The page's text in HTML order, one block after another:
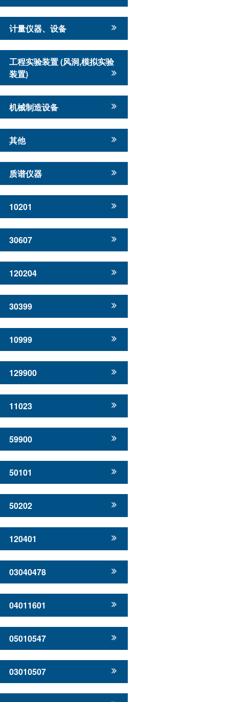
计量仪器、设备
工程实验装置 (风洞,模拟实验
装置)
机械制造设备
其他
质谱仪器
10201
30607
120204
30399
10999
129900
11023
59900
50101
50202
120401
03040478
04011601
05010547
03010507